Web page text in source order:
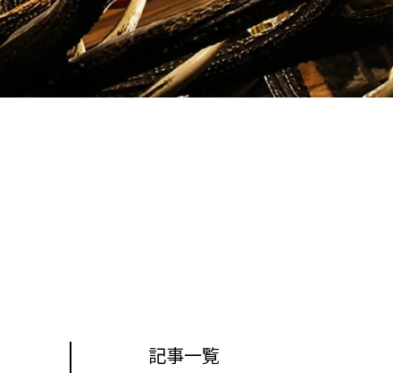
記事一覧